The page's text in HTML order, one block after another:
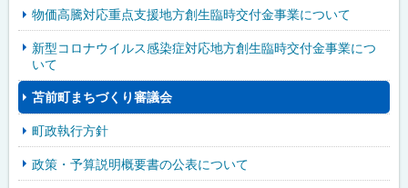
物価高騰対応重点支援地方創生臨時交付金事業について
新型コロナウイルス感染症対応地方創生臨時交付金事業につ
いて
苫前町まちづくり審議会
町政執行方針
政策・予算説明概要書の公表について